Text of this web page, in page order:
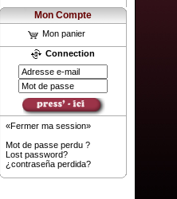
Mon Compte
Mon panier
Connection
«Fermer ma session»
Mot de passe perdu ?
Lost password?
¿contraseña perdida?